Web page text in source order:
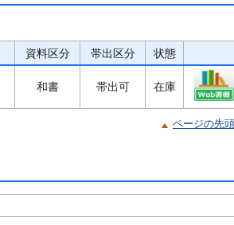
資料区分 帯出区分 状態
和書 帯出可 在庫
ページの先